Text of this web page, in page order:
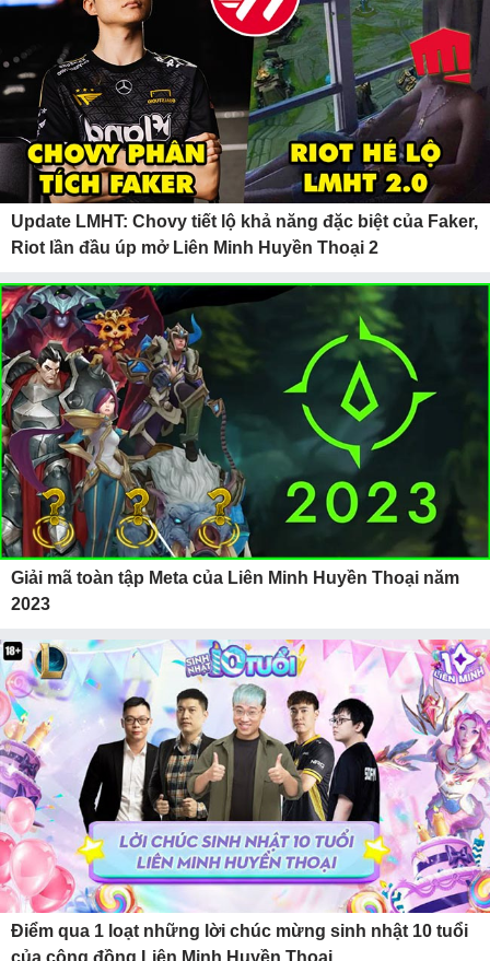
Update LMHT: Chovy tiết lộ khả năng đặc biệt của Faker,
Riot lần đầu úp mở Liên Minh Huyền Thoại 2
Giải mã toàn tập Meta của Liên Minh Huyền Thoại năm
2023
Điểm qua 1 loạt những lời chúc mừng sinh nhật 10 tuổi